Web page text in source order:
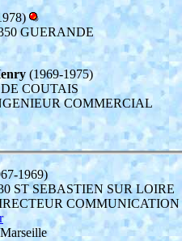
GUERANDE
(1969-1975)
COUTAIS
COMMERCIAL
1969)
ST SEBASTIEN SUR LOIRE
COMMUNICATION